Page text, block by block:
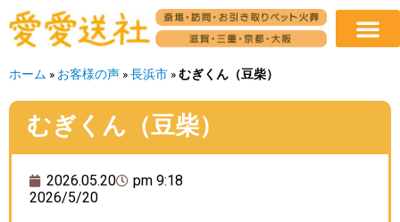
ホーム » お客様の声 »長浜市 »むぎくん（豆柴）
むぎくん（豆柴）
2026.05.20
pm 9:18
2026/5/20